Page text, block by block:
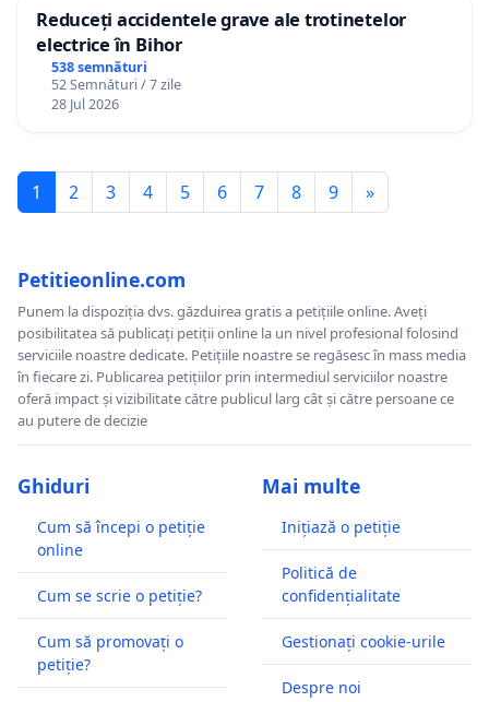
Reduceți accidentele grave ale trotinetelor
electrice în Bihor
538 semnături
52 Semnături / 7 zile
28 Jul 2026
1 2 3 4 5 6 7 8 9 »
Petitieonline.com
Punem la dispoziția dvs. găzduirea gratis a petițiile online. Aveți
posibilitatea să publicați petiții online la un nivel profesional folosind
serviciile noastre dedicate. Petițiile noastre se regăsesc în mass media
în fiecare zi. Publicarea petițiilor prin intermediul serviciilor noastre
oferă impact și vizibilitate către publicul larg cât și către persoane ce
au putere de decizie
Ghiduri
Cum să începi o petiție
online
Cum se scrie o petiție?
Cum să promovați o
petiție?
Mai multe
Inițiază o petiție
Politică de
confidențialitate
Gestionați cookie-urile
Despre noi